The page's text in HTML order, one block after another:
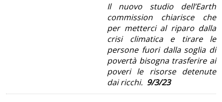
Il nuovo studio dell’Earth
commission chiarisce che
per metterci al riparo dalla
crisi climatica e tirare le
persone fuori dalla soglia di
povertà bisogna trasferire ai
poveri le risorse detenute
dai ricchi. 9/3/23